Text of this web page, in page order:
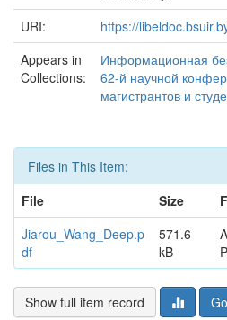
URI:
https://
Appears in
Collections:
Информационная
62-й научной
магистрантов и
Files in This Item:
File
Size
Jiarou_Wang_Deep.p
df
571.6
kB
Show full item record